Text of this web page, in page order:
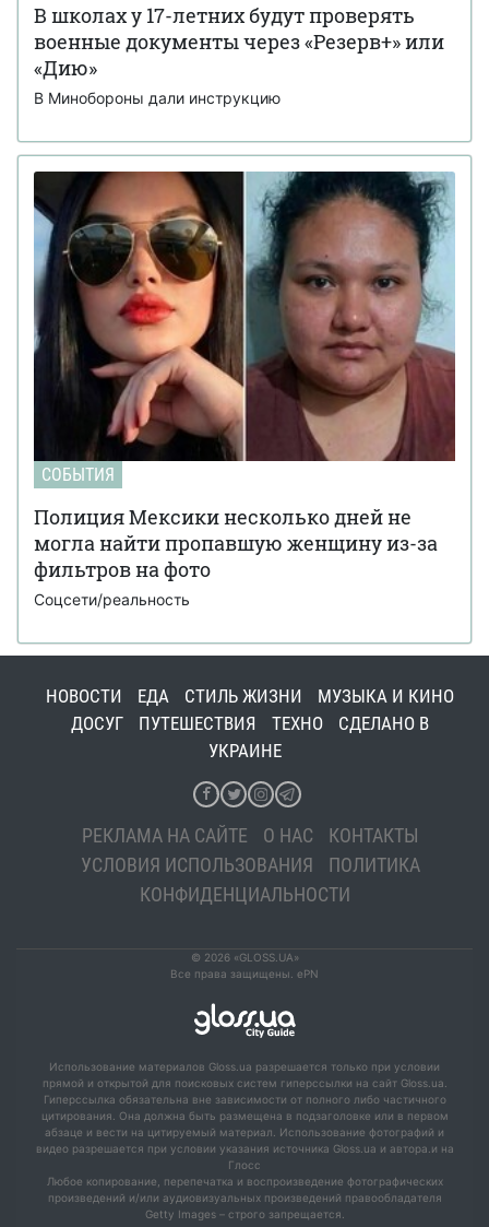
В школах у 17-летних будут проверять
военные документы через «Резерв+» или
«Дию»
В Минобороны дали инструкцию
СОБЫТИЯ
Полиция Мексики несколько дней не
могла найти пропавшую женщину из-за
фильтров на фото
Соцсети/реальность
НОВОСТИ ЕДА СТИЛЬ ЖИЗНИ
МУЗЫКА И КИНО
ДОСУГ
ПУТЕШЕСТВИЯ ТЕХНО
СДЕЛАНО В
УКРАИНЕ
РЕКЛАМА НА САЙТЕ О НАС
КОНТАКТЫ
УСЛОВИЯ ИСПОЛЬЗОВАНИЯ
ПОЛИТИКА
КОНФИДЕНЦИАЛЬНОСТИ
© 2026 «GLOSS.UA»
Все права защищены. ePN
Использование материалов Gloss.ua разрешается только при условии
прямой и открытой для поисковых систем гиперссылки на сайт Gloss.ua.
Гиперссылка обязательна вне зависимости от полного либо частичного
цитирования. Она должна быть размещена в подзаголовке или в первом
абзаце и вести на цитируемый материал. Использование фотографий и
видео разрешается при условии указания источника Gloss.ua и автора.и на
Глосс
Любое копирование, перепечатка и воспроизведение фотографических
произведений и/или аудиовизуальных произведений правообладателя
Getty Images – строго запрещается.